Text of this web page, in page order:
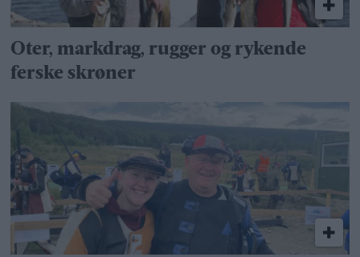
Oter, markdrag, rugger og rykende
ferske skrøner